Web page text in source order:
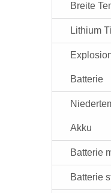
Breite
Lithium
Batterie
Akku
Batterie
Batterie